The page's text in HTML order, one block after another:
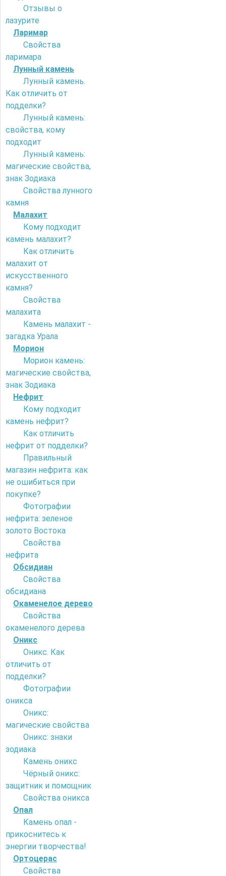
Отзывы о
лазурите
Ларимар
Свойства
ларимара
Лунный камень
Лунный камень.
Как отличить от
подделки?
Лунный камень:
свойства, кому
подходит
Лунный камень:
магические свойства,
знак Зодиака
Свойства лунного
камня
Малахит
Кому подходит
камень малахит?
Как отличить
малахит от
искусственного
камня?
Свойства
малахита
Камень малахит -
загадка Урала
Морион
Морион камень:
магические свойства,
знак Зодиака
Нефрит
Кому подходит
камень нефрит?
Как отличить
нефрит от подделки?
Правильный
магазин нефрита: как
не ошибиться при
покупке?
Фотографии
нефрита: зеленое
золото Востока
Свойства
нефрита
Обсидиан
Свойства
обсидиана
Окаменелое дерево
Свойства
окаменелого дерева
Оникс
Оникс. Как
отличить от
подделки?
Фотографии
оникса
Оникс:
магические свойства
Оникс: знаки
зодиака
Камень оникс
Чёрный оникс:
защитник и помощник
Свойства оникса
Опал
Камень опал -
прикоснитесь к
энергии творчества!
Ортоцерас
Свойства